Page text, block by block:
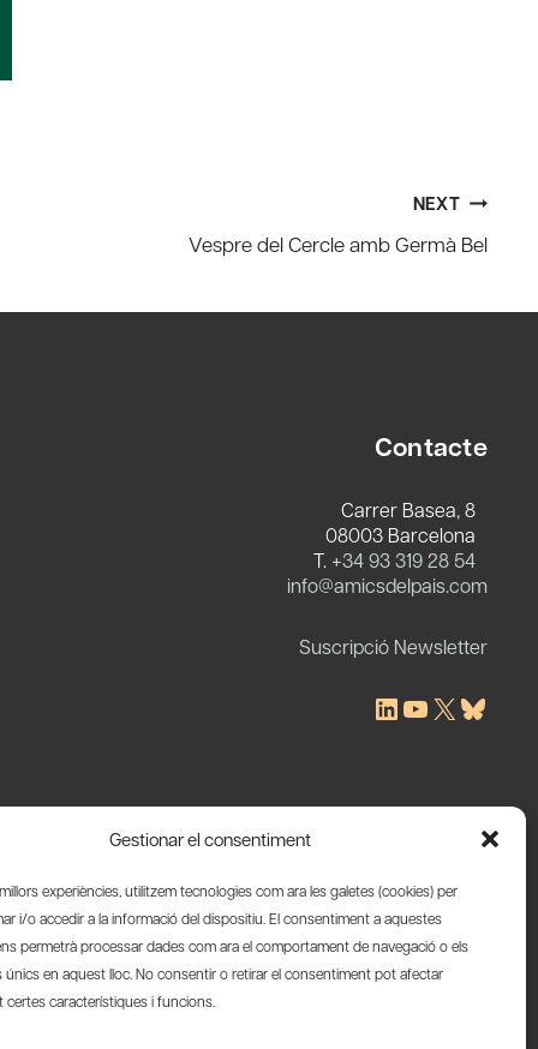
Gestionar el consentiment
experiències, utilitzem tecnologies com ara les galetes (cookies) per
i/o accedir a la informació del dispositiu. El consentiment a aquestes
permetrà processar dades com ara el comportament de navegació o els
únics en aquest lloc. No consentir o retirar el consentiment pot afectar
certes característiques i funcions.
NEXT
Vespre del Cercle amb Germà Bel
Contacte
Carrer Basea, 8
08003 Barcelona
T. +34 93 319 28 54
info@amicsdelpais.com
Suscripció Newsletter
LinkedIn
YouTube
X